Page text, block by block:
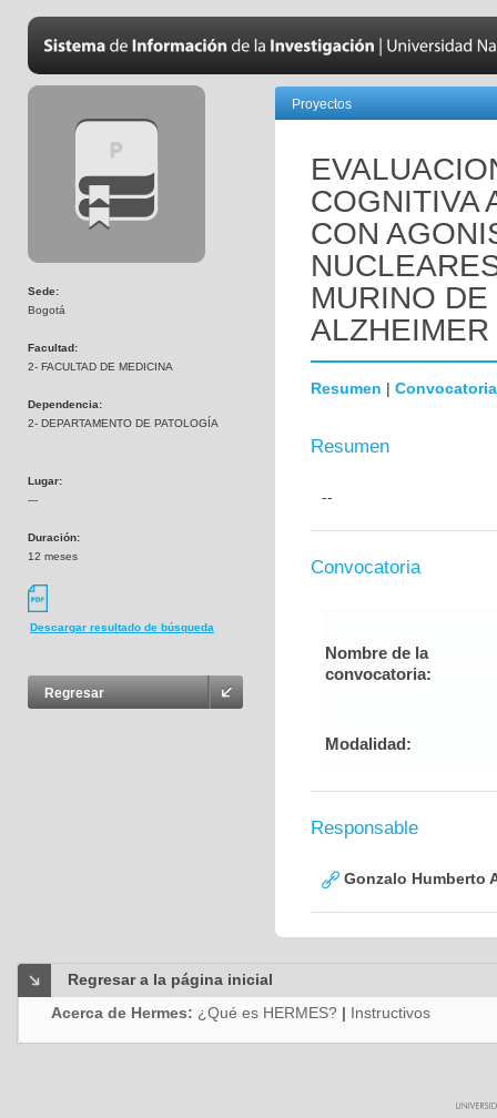
Sede:
Bogotá
Facultad:
2- FACULTAD DE MEDICINA
Dependencia:
2- DEPARTAMENTO DE PATOLOGÍA
Lugar:
---
Duración:
12 meses
Descargar resultado de búsqueda
Regresar
Proyectos
COGNITIVA
CON
MURINO
Resumen | Convocatoria
Resumen
--
Convocatoria
Nombre de la
convocatoria:
Modalidad:
Responsable
Gonzalo Humberto
Regresar a la página inicial
Acerca de Hermes: ¿Qué es HERMES? | Instructivos